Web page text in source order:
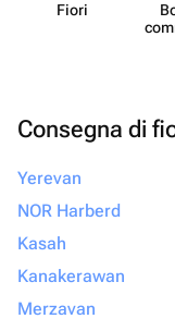
Fiori
Consegna di
Yerevan
NOR Harberd
Kasah
Kanakerawan
Merzavan